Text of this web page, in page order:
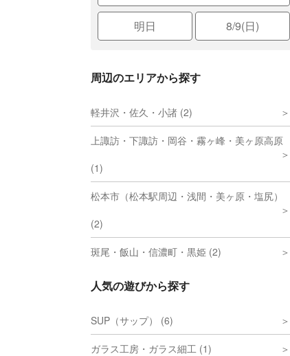
明日 8/9(日)
周辺のエリアから探す
軽井沢・佐久・小諸 (2)
上諏訪・下諏訪・岡谷・霧ヶ峰・美ヶ原高原
(1)
松本市（松本駅周辺・浅間・美ヶ原・塩尻）
(2)
斑尾・飯山・信濃町・黒姫 (2)
人気の遊びから探す
SUP（サップ） (6)
ガラス工房・ガラス細工 (1)